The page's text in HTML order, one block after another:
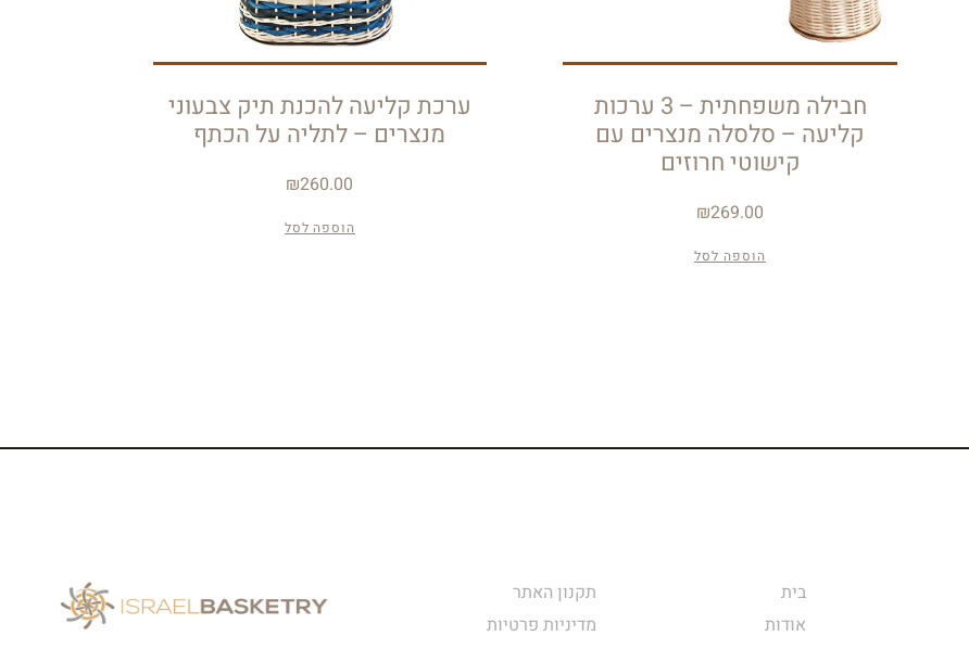
חבילה משפחתית – 3 ערכות
קליעה – סלסלה מנצרים עם
קישוטי חרוזים
₪269.00
הוספה לסל
ערכת קליעה להכנת תיק צבעוני
מנצרים – לתליה על הכתף
₪260.00
הוספה לסל
בית
אודות
תקנון האתר
מדיניות פרטיות